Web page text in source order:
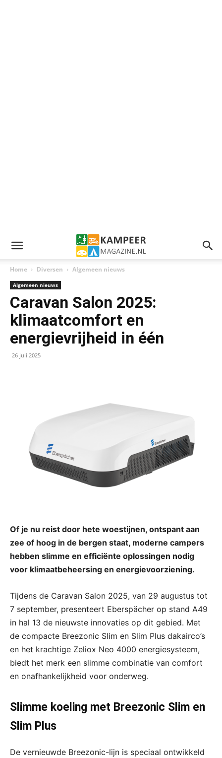
Home Diversen Algemeen nieuws
Algemeen nieuws
Caravan Salon 2025:
klimaatcomfort en
energievrijheid in één
26 juli 2025
Of je nu reist door hete woestijnen, ontspant aan
zee of hoog in de bergen staat, moderne campers
hebben slimme en efficiënte oplossingen nodig
voor klimaatbeheersing en energievoorziening.
Tijdens de Caravan Salon 2025, van 29 augustus tot
7 september, presenteert Eberspächer op stand A49
in hal 13 de nieuwste innovaties op dit gebied. Met
de compacte Breezonic Slim en Slim Plus dakairco’s
en het krachtige Zeliox Neo 4000 energiesysteem,
biedt het merk een slimme combinatie van comfort
en onafhankelijkheid voor onderweg.
Slimme koeling met Breezonic Slim en
Slim Plus
De vernieuwde Breezonic-lijn is speciaal ontwikkeld